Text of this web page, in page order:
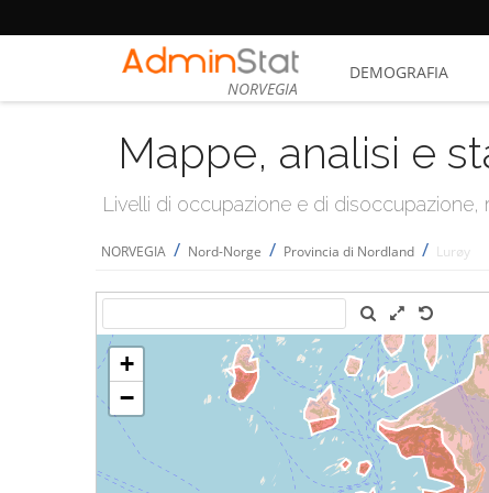
NORVEGIA
DEMOGRAFIA
Mappe, analisi e
Livelli di occupazione e di
NORVEGIA / Nord-Norge / Provincia di Nordland / Lurøy